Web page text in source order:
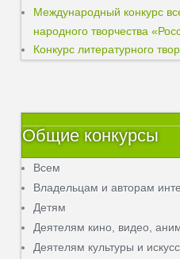
Международный конкурс
народного творчества
Конкурс литературного
Общие конкурсы
Всем
Владельцам и авторам
Детям
Деятелям кино, видео,
Деятелям культуры и